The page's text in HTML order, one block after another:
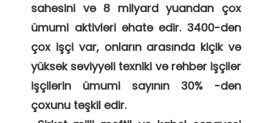
sahəsini və 8 milyard yuandan çox
ümumi aktivləri əhatə edir. 3400-dən
çox işçi var, onların arasında kiçik və
yüksək səviyyəli texniki və rəhbər işçilər
işçilərin ümumi sayının 30% -dən
çoxunu təşkil edir.